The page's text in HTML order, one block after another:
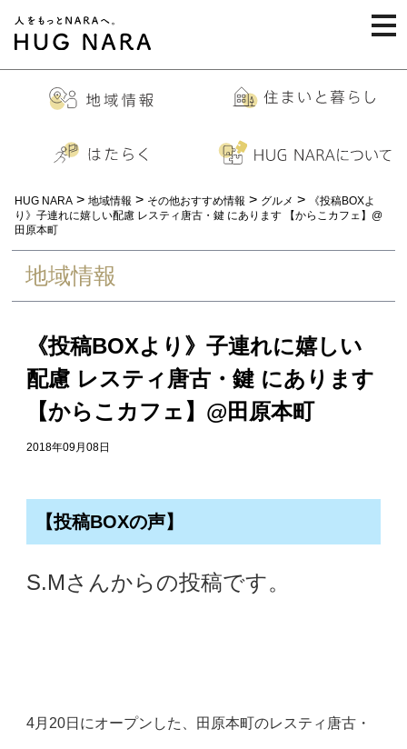
HUG NARA > 地域情報 > その他おすすめ情報 > グルメ >
《投稿BOXよ
り》子連れに嬉しい配慮 レスティ唐古・鍵 にあります 【からこカフェ】@
田原本町
地域情報
《投稿BOXより》子連れに嬉しい
配慮 レスティ唐古・鍵 にあります
【からこカフェ】@田原本町
2018年09月08日
【投稿BOXの声】
S.Mさんからの投稿です。
4月20日にオープンした、田原本町のレスティ唐古・